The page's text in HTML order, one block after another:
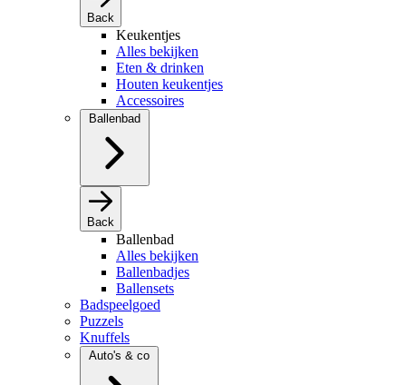
Back
Keukentjes
Alles bekijken
Eten & drinken
Houten keukentjes
Accessoires
Ballenbad
Back
Ballenbad
Alles bekijken
Ballenbadjes
Ballensets
Badspeelgoed
Puzzels
Knuffels
Auto's & co